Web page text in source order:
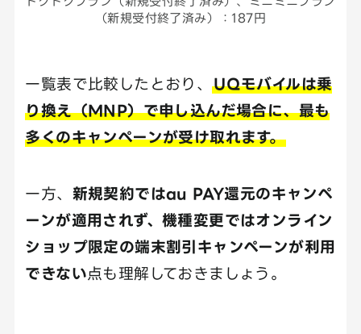
（新規受付終了済み）：187円
一覧表で比較したとおり、UQモバイルは乗
り換え（MNP）で申し込んだ場合に、最も
多くのキャンペーンが受け取れます。
一方、 新規契約ではau PAY還元のキャンペ
ーンが適用されず、機種変更ではオンライン
ショップ限定の端末割引キャンペーンが利用
できない点も理解しておきましょう。